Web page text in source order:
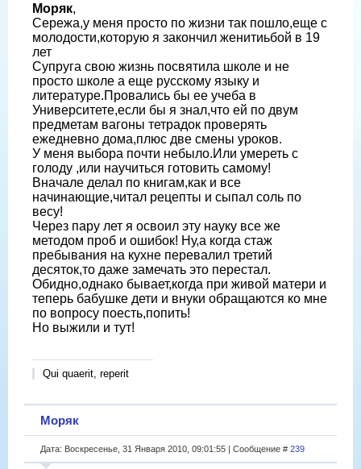
Моряк,
Сережа,у меня просто по жизни так пошло,еще с
молодости,которую я закончил женитиьбой в 19
лет
Супруга свою жизнь посвятила школе и не
просто школе а еще русскому языку и
литературе.Провались бы ее учеба в
Университете,если бы я знал,что ей по двум
предметам вагоны тетрадок проверять
ежедневно дома,плюс две смены уроков.
У меня выбора почти небыло.Или умереть с
голоду ,или научиться готовить самому!
Вначале делал по книгам,как и все
начинающие,читал рецепты и сыпал соль по
весу!
Через пару лет я освоил эту науку все же
методом проб и ошибок! Ну,а когда стаж
пребывания на кухне перевалил третий
десяток,то даже замечать это перестал.
Обидно,однако бывает,когда при живой матери и
теперь бабушке дети и внуки обращаются ко мне
по вопросу поесть,попить!
Но выжили и тут!
Qui quaerit, reperit
Моряк
Дата: Воскресенье, 31 Января 2010, 09:01:55 | Сообщение # 239